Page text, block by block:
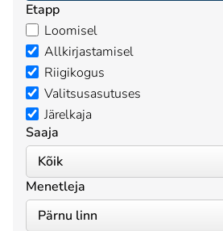
Etapp
Loomisel
Allkirjastamisel
Riigikogus
Valitsusasutuses
Järelkaja
Saaja
Menetleja